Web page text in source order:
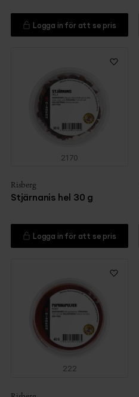
Logga in för att se pris
2170
Risberg
Stjärnanis hel 30 g
Logga in för att se pris
222